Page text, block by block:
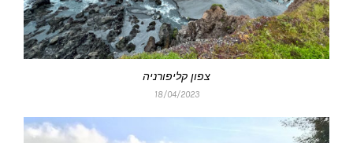
צפון קליפורניה
18/04/2023